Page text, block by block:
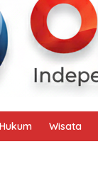
Hukum Wisata